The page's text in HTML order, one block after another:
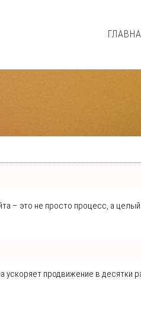
– это не просто процесс, а
ускоряет продвижение в десятки